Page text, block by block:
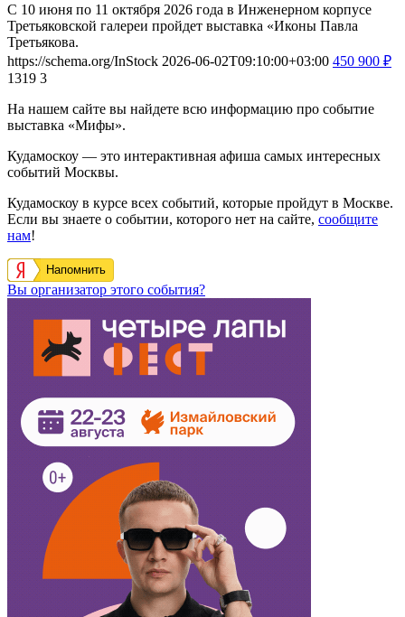
С 10 июня по 11 октября 2026 года в Инженерном корпусе
Третьяковской галереи пройдет выставка «Иконы Павла
Третьякова.
https://schema.org/InStock 2026-06-02T09:10:00+03:00 450 900 ₽
1319 3
На нашем сайте вы найдете всю информацию про событие
выставка «Мифы».
Кудамоскоу — это интерактивная афиша самых интересных
событий Москвы.
Кудамоскоу в курсе всех событий, которые пройдут в Москве.
Если вы знаете о событии, которого нет на сайте, сообщите
нам!
Напомнить
Вы организатор этого события?